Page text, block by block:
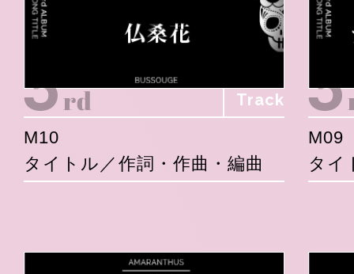
Track
M10
タイトル／作詞・作曲・編曲
M09
タイ